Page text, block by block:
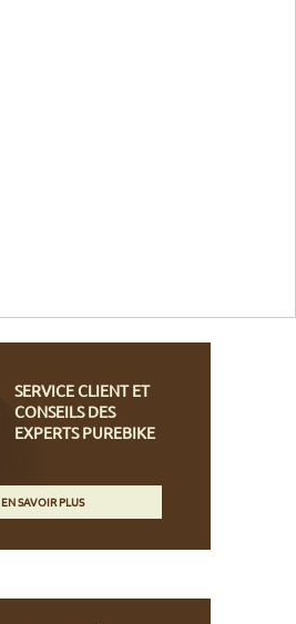
SERVICE CLIENT ET
CONSEILS DES
EXPERTS PUREBIKE
EN SAVOIR PLUS